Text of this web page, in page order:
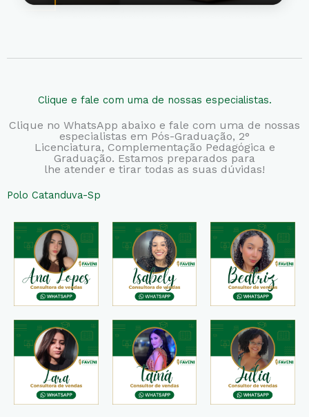
Clique e fale com uma de nossas especialistas.
Clique no WhatsApp abaixo e fale com uma de nossas
especialistas em Pós-Graduação, 2°
Licenciatura, Complementação Pedagógica e
Graduação. Estamos preparados para
lhe atender e tirar todas as suas dúvidas!
Polo Catanduva-Sp